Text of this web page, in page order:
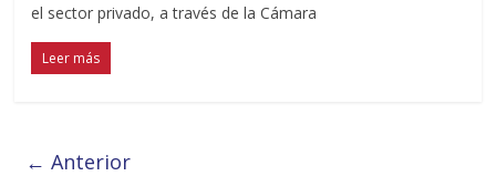
el sector privado, a través de la Cámara
Leer más
← Anterior